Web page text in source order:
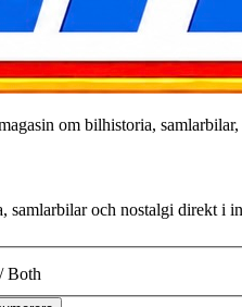
om bilhistoria,
samlarbilar och nostalgi direkt i
Both